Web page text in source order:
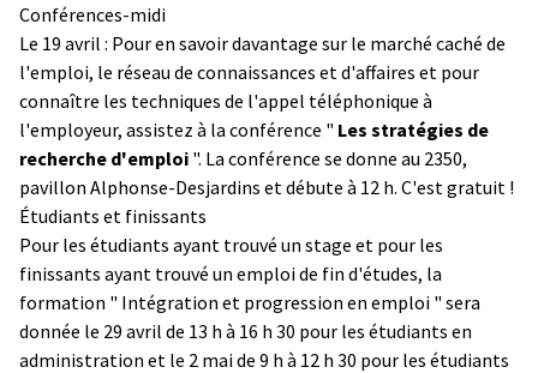
Conférences-midi
Le 19 avril : Pour en savoir davantage sur le marché caché de
l'emploi, le réseau de connaissances et d'affaires et pour
connaître les techniques de l'appel téléphonique à
l'employeur, assistez à la conférence " Les stratégies de
recherche d'emploi ". La conférence se donne au 2350,
pavillon Alphonse-Desjardins et débute à 12 h. C'est gratuit !
Étudiants et finissants
Pour les étudiants ayant trouvé un stage et pour les
finissants ayant trouvé un emploi de fin d'études, la
formation " Intégration et progression en emploi " sera
donnée le 29 avril de 13 h à 16 h 30 pour les étudiants en
administration et le 2 mai de 9 h à 12 h 30 pour les étudiants